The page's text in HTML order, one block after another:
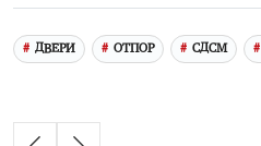
ДВЕРИ ОТПОР СДСМ